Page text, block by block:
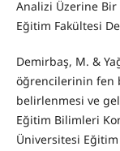
Analizi Üzerine Bir
Eğitim Fakültesi
Demirbaş, M. &
öğrencilerinin fen
belirlenmesi ve
Eğitim Bilimleri
Üniversitesi